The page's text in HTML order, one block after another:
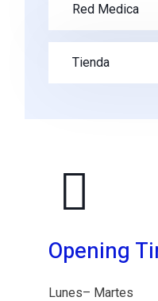
Red Medica
Tienda
Opening
Lunes– Martes